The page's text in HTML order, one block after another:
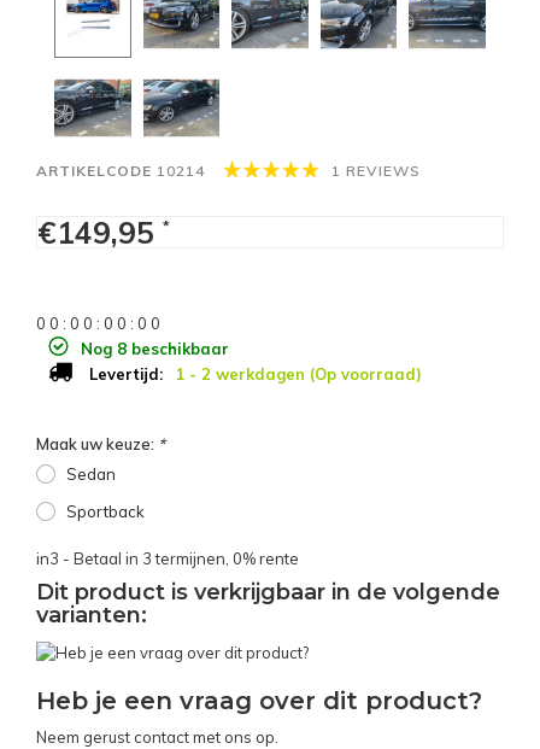
ARTIKELCODE 10214 1 REVIEWS
€149,95 *
0 0 : 0 0 : 0 0 : 0 0
Nog 8 beschikbaar
Levertijd:
1 - 2 werkdagen (Op voorraad)
Maak uw keuze: *
Sedan
Sportback
in3 - Betaal in 3 termijnen, 0% rente
Dit product is verkrijgbaar in de volgende
varianten:
Heb je een vraag over dit product?
Neem gerust contact met ons op.